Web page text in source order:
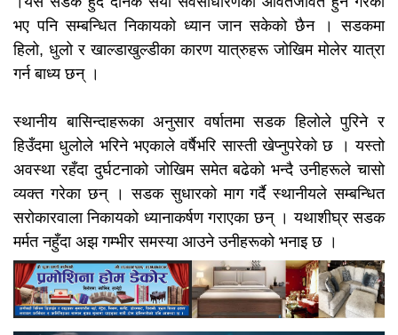
भए पनि सम्बन्धित निकायको ध्यान जान सकेको छैन । सडकमा
हिलो, धुलो र खाल्डाखुल्डीका कारण यात्रुहरू जोखिम मोलेर यात्रा
गर्न बाध्य छन् ।
स्थानीय बासिन्दाहरूका अनुसार वर्षातमा सडक हिलोले पुरिने र
हिउँदमा धुलोले भरिने भएकाले वर्षैभरि सास्ती खेप्नुपरेको छ । यस्तो
अवस्था रहँदा दुर्घटनाको जोखिम समेत बढेको भन्दै उनीहरूले चासो
व्यक्त गरेका छन् । सडक सुधारको माग गर्दै स्थानीयले सम्बन्धित
सरोकारवाला निकायको ध्यानाकर्षण गराएका छन् । यथाशीघ्र सडक
मर्मत नहुँदा अझ गम्भीर समस्या आउने उनीहरूको भनाइ छ ।